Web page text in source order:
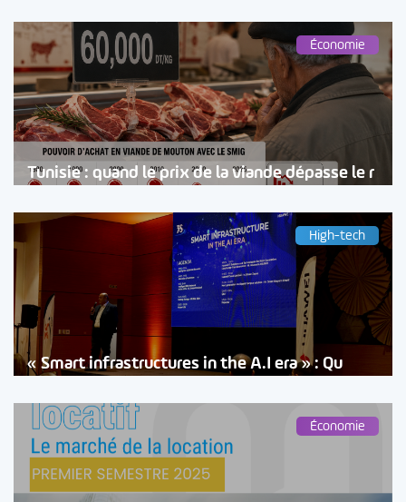
Économie
Tunisie : quand le prix de la viande dépasse le r
High-tech
« Smart infrastructures in the A.I era » : Qu
Économie